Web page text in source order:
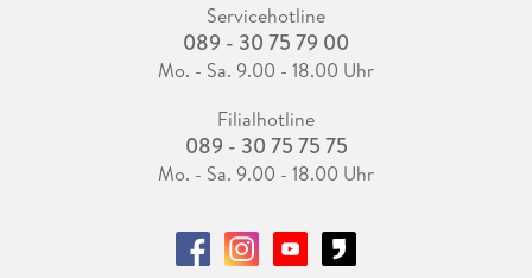
Servicehotline
089 - 30 75 79 00
Mo. - Sa. 9.00 - 18.00 Uhr
Filialhotline
089 - 30 75 75 75
Mo. - Sa. 9.00 - 18.00 Uhr